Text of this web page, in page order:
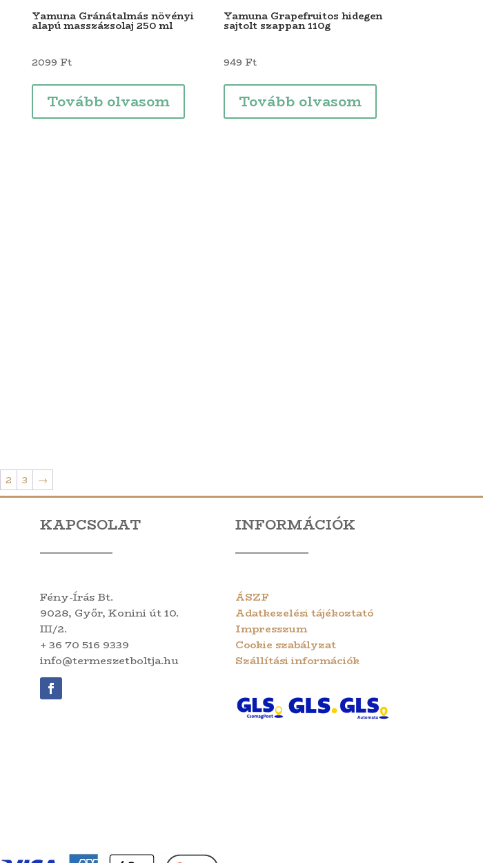
Yamuna Gránátalmás növényi
alapú masszázsolaj 250 ml
2099 Ft
Tovább olvasom
Yamuna Grapefruitos hidegen
sajtolt szappan 110g
949 Ft
Tovább olvasom
2 3 →
KAPCSOLAT
Fény-Írás Bt.
9028, Győr, Konini út 10.
III/2.
+ 36 70 516 9339
info@termeszetboltja.hu
INFORMÁCIÓK
ÁSZF
Adatkezelési tájékoztató
Impresszum
Cookie szabályzat
Szállítási információk